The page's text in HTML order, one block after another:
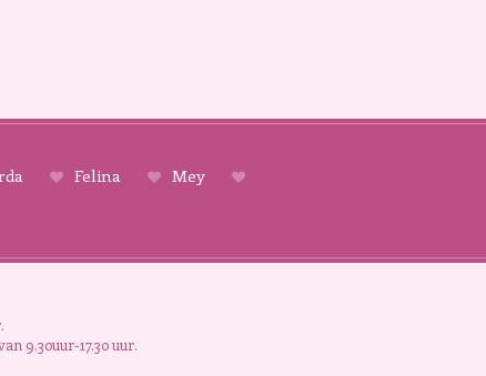
Felina
Mey
9.30uur-17.30 uur.